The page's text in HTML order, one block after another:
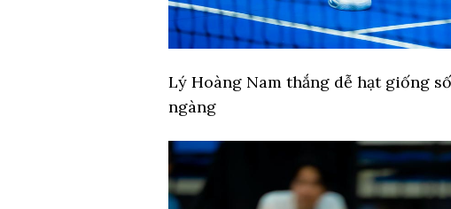
Lý Hoàng Nam thắng dễ hạt giống
ngàng